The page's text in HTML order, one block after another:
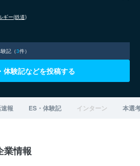
ギー(鉄道)
記（3件）
体験記などを投稿する
報 ES・体験記 インターン 本選
業情報